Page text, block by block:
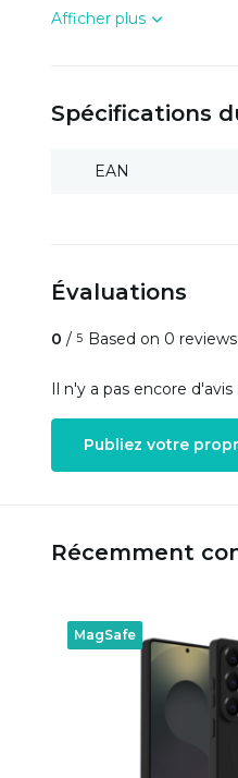
Afficher plus
Spécifications
EAN
Évaluations
0 / 5 Based on 0 reviews
Il n'y a pas encore
Publiez votre
Récemment
MagSafe